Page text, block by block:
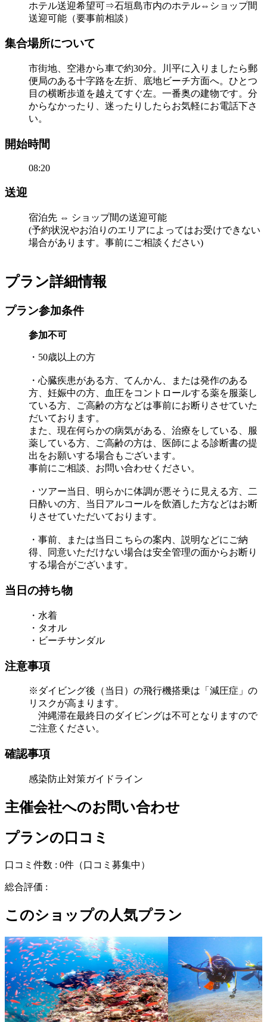
ホテル送迎希望可⇒石垣島市内のホテル⇔ショップ間
送迎可能（要事前相談）
集合場所について
市街地、空港から車で約30分。川平に入りましたら郵
便局のある十字路を左折、底地ビーチ方面へ。ひとつ
目の横断歩道を越えてすぐ左。一番奥の建物です。分
からなかったり、迷ったりしたらお気軽にお電話下さ
い。
開始時間
08:20
送迎
宿泊先 ⇔ ショップ間の送迎可能
(予約状況やお泊りのエリアによってはお受けできない
場合があります。事前にご相談ください)
プラン詳細情報
プラン参加条件
参加不可
・50歳以上の方
・心臓疾患がある方、てんかん、または発作のある
方、妊娠中の方、血圧をコントロールする薬を服薬し
ている方、ご高齢の方などは事前にお断りさせていた
だいております。
また、現在何らかの病気がある、治療をしている、服
薬している方、ご高齢の方は、医師による診断書の提
出をお願いする場合もございます。
事前にご相談、お問い合わせください。
・ツアー当日、明らかに体調が悪そうに見える方、二
日酔いの方、当日アルコールを飲酒した方などはお断
りさせていただいております。
・事前、または当日こちらの案内、説明などにご納
得、同意いただけない場合は安全管理の面からお断り
する場合がございます。
当日の持ち物
・水着
・タオル
・ビーチサンダル
注意事項
※ダイビング後（当日）の飛行機搭乗は「減圧症」の
リスクが高まります。
沖縄滞在最終日のダイビングは不可となりますので
ご注意ください。
確認事項
感染防止対策ガイドライン
主催会社へのお問い合わせ
プランの口コミ
口コミ件数 : 0件 （口コミ募集中）
総合評価 :
このショップの人気プラン